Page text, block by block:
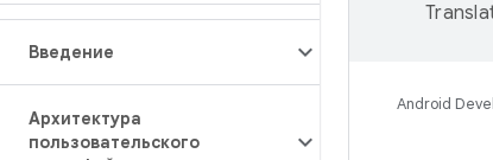
Введение
Архитектура
пользовательского
Android